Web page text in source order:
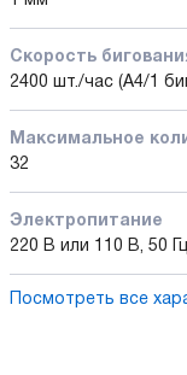
Скорость
2400 шт./час (А4/1
Максимальное
32
Электропитание
220 В или 110 В, 50
Посмотреть все